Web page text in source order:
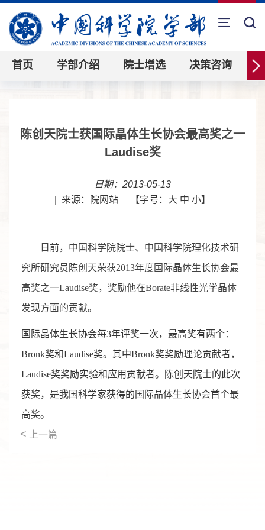
首页 学部介绍 院士增选 决策咨询
陈创天院士获国际晶体生长协会最高奖之一
Laudise奖
日期：2013-05-13
来源：院网站 【字号： 大 中 小】
日前，中国科学院院士、中国科学院理化技术研
究所研究员陈创天荣获2013年度国际晶体生长协会最
高奖之一Laudise奖，奖励他在Borate非线性光学晶体
发现方面的贡献。
国际晶体生长协会每3年评奖一次，最高奖有两个：
Bronk奖和Laudise奖。其中Bronk奖奖励理论贡献者，
Laudise奖奖励实验和应用贡献者。陈创天院士的此次
获奖，是我国科学家获得的国际晶体生长协会首个最
高奖。
< 上一篇